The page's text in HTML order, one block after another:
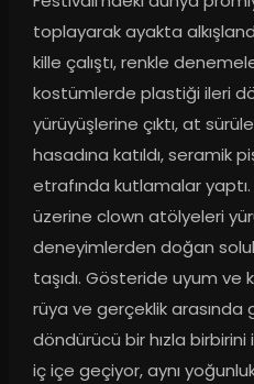
toplayarak ayakta
kille çalıştı, renkle
kostümlerde plastiği ileri
yürüyüşlerine çıktı, at
hasadına katıldı, seramik
etrafında kutlamalar
üzerine clown atölyeleri
deneyimlerden doğan
taşıdı. Gösteride uyum ve
rüya ve gerçeklik
döndürücü bir hızla birbirini
iç içe geçiyor, aynı